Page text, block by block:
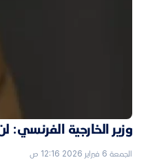
وزير الخارجية
الجمعة 6 فبراير 2026 12:16 ص